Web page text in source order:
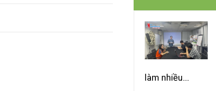
làm nhiều...